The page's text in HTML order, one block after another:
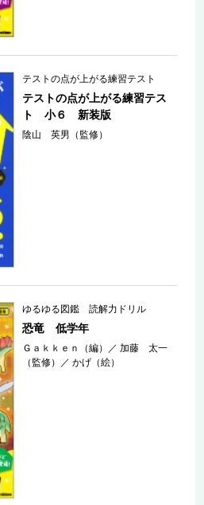
テストの点が上がる練習テスト
テストの点が上がる練習テス
ト 小６ 新装版
陰山 英男（監修）
ゆるゆる図鑑 読解力ドリル
恐竜 低学年
Ｇａｋｋｅｎ（編） ／加藤 太一
（監修）
／かげ（絵）